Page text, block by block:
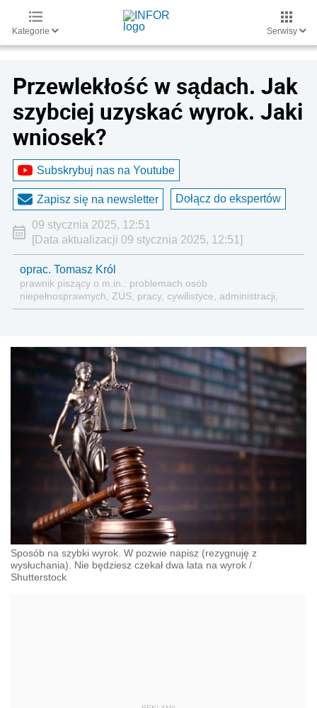
Kategorie Serwisy
Przewlekłość w sądach. Jak
szybciej uzyskać wyrok. Jaki
wniosek?
Subskrybuj nas na Youtube
Zapisz się na newsletter Dołącz do ekspertów
09 stycznia 2025, 12:51
[Data aktualizacji 09 stycznia 2025, 12:51]
oprac. Tomasz Król
prawnik piszący o m.in.: problemach osób
niepełnosprawnych, ZUS, pracy, cywilistyce, administracji,
przedsiębiorcach, podatkach
Sposób na szybki wyrok. W pozwie napisz (rezygnuję z
wysłuchania). Nie będziesz czekał dwa lata na wyrok /
Shutterstock